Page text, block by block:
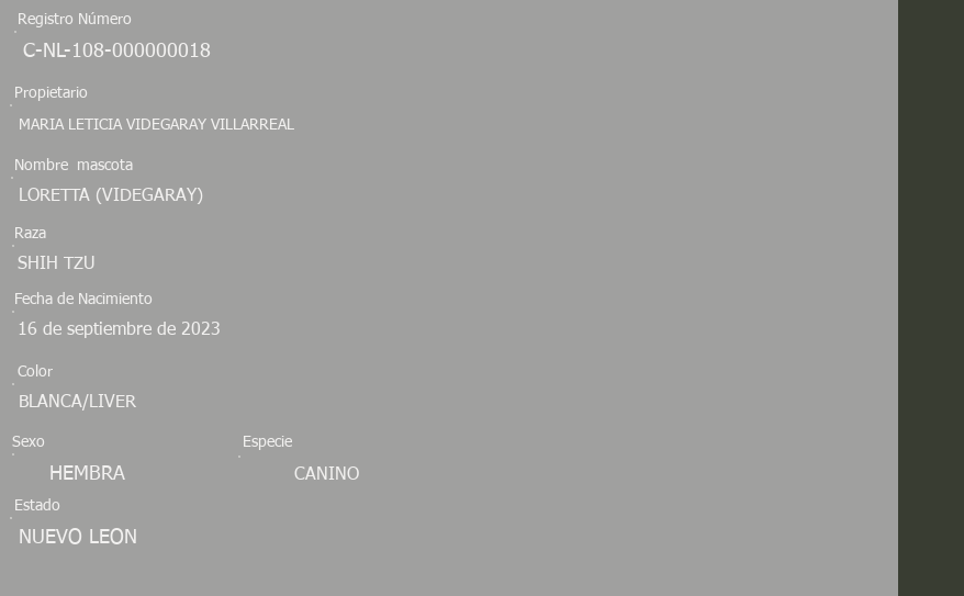
Registro Número
C-NL-108-000000018
Propietario
MARIA LETICIA VIDEGARAY VILLARREAL
Nombre mascota
LORETTA (VIDEGARAY)
Raza
SHIH TZU
Fecha de Nacimiento
16 de septiembre de 2023
Color
BLANCA/LIVER
Sexo
HEMBRA
Estado
Especie
CANINO
NUEVO LEON